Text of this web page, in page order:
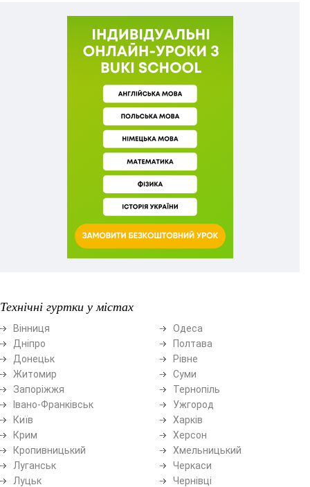
Технічні гуртки у містах
Вінниця
Дніпро
Донецьк
Житомир
Запоріжжя
Івано-Франківськ
Київ
Крим
Кропивницький
Луганськ
Луцьк
Одеса
Полтава
Рівне
Суми
Тернопіль
Ужгород
Харків
Херсон
Хмельницький
Черкаси
Чернівці